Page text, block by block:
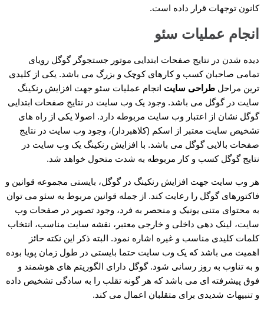
کانون توجهات قرار داده است.
انجام عملیات سئو
دیده شدن در نتایج صفحات ابتدایی موتور جستجوگر گوگل رویای
تمامی صاحبان کسب و کارهای کوچک و بزرگ می باشد. یکی از کلیدی
ترین مراحل طراحی سایت انجام عملیات سئو جهت افزایش رنکینگ
سایت در گوگل می باشد. وجود یک وب سایت در نتایج صفحات ابتدایی
گوگل نشان از اعتبار وب سایت مربوطه دارد. اصولا یکی از راه های
تشخیص سایت معتبر از اسکم (کلاهبردار)، وجود وب سایت در نتایج
صفحات بالایی گوگل می باشد. با افزایش رنکینگ یک وب سایت در
نتایج گوگل کسب و کار مربوطه به شدت متحول خواهد شد.
هر وب سایت جهت افزایش رنکینگ در گوگل، بایستی مجموعه قوانین و
فاکتورهای گوگل را رعایت کند. از جمله قوانین مربوط به سئو می توان
به محتوای متنی یونیک و منحصر به فرد، وجود تصویر در صفحات وب
سایت، لینک دهی داخلی و خارجی معتبر، نقشه سایت مناسب، انتخاب
کلمات کلیدی مناسب و غیره اشاره نمود. البته ذکر این نکته حائز
اهمیت می باشد که یک وب سایت حتما بایستی در طول زمان پویا بوده
و به تناوب به روز رسانی شود. گوگل دارای الگوریتم های هوشمند و
فوق پیشرفته ای می باشد که هر گونه تقلب را به سادگی تشخیص داده
و تنبیهات شدیدی برای متقلبان اعمال می کند.